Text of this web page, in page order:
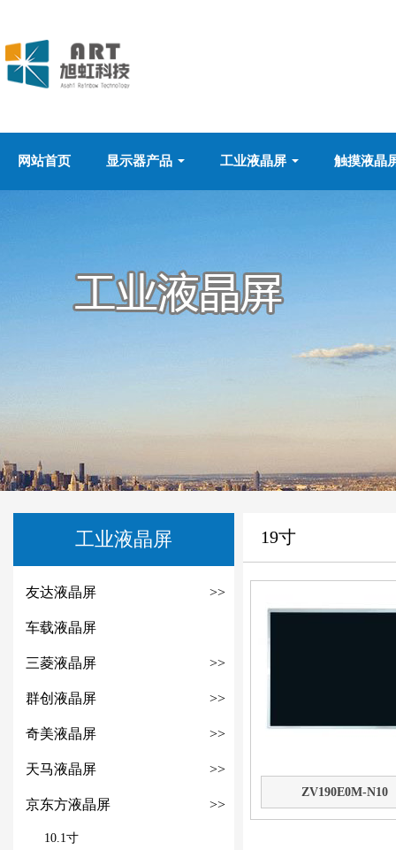
网站首页 显示器产品 工业液晶屏 触摸液晶
工业液晶屏
友达液晶屏 >>
车载液晶屏
三菱液晶屏 >>
群创液晶屏 >>
奇美液晶屏 >>
天马液晶屏 >>
京东方液晶屏 >>
10.1寸
19寸
ZV190E0M-N10